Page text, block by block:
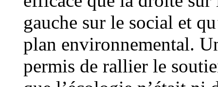
gauche sur le social et
plan environnemental.
permis de rallier le